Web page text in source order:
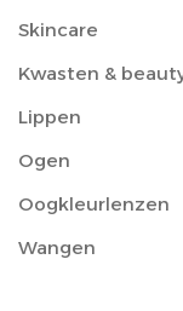
Skincare
Kwasten &
Lippen
Ogen
Oogkleurlenzen
Wangen